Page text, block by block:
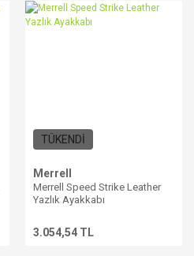
TÜKENDİ
Merrell
Merrell Speed Strike Leather
Yazlık Ayakkabı
3.054,54 TL